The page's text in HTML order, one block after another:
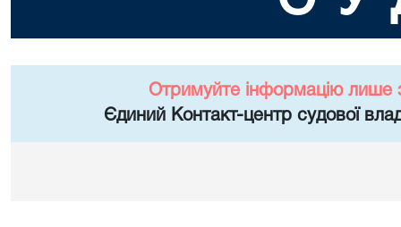
Отримуйте інформацію лише
Єдиний Контакт-центр судової